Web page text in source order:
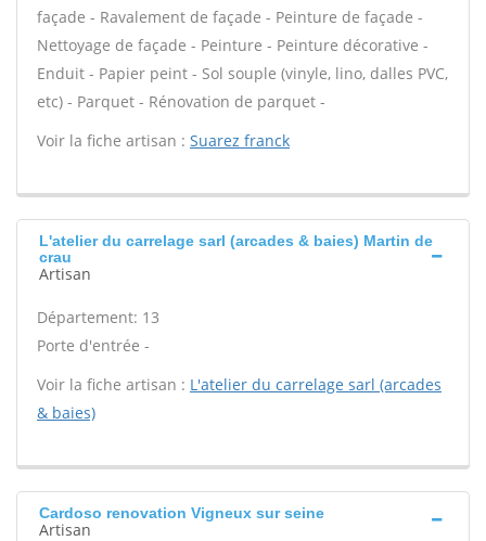
façade - Ravalement de façade - Peinture de façade -
Nettoyage de façade - Peinture - Peinture décorative -
Enduit - Papier peint - Sol souple (vinyle, lino, dalles PVC,
etc) - Parquet - Rénovation de parquet -
Voir la fiche artisan : Suarez franck
L'atelier du carrelage sarl (arcades & baies) Martin de
crau
Artisan
Département: 13
Porte d'entrée -
Voir la fiche artisan : L'atelier du carrelage sarl (arcades
& baies)
Cardoso renovation Vigneux sur seine
Artisan